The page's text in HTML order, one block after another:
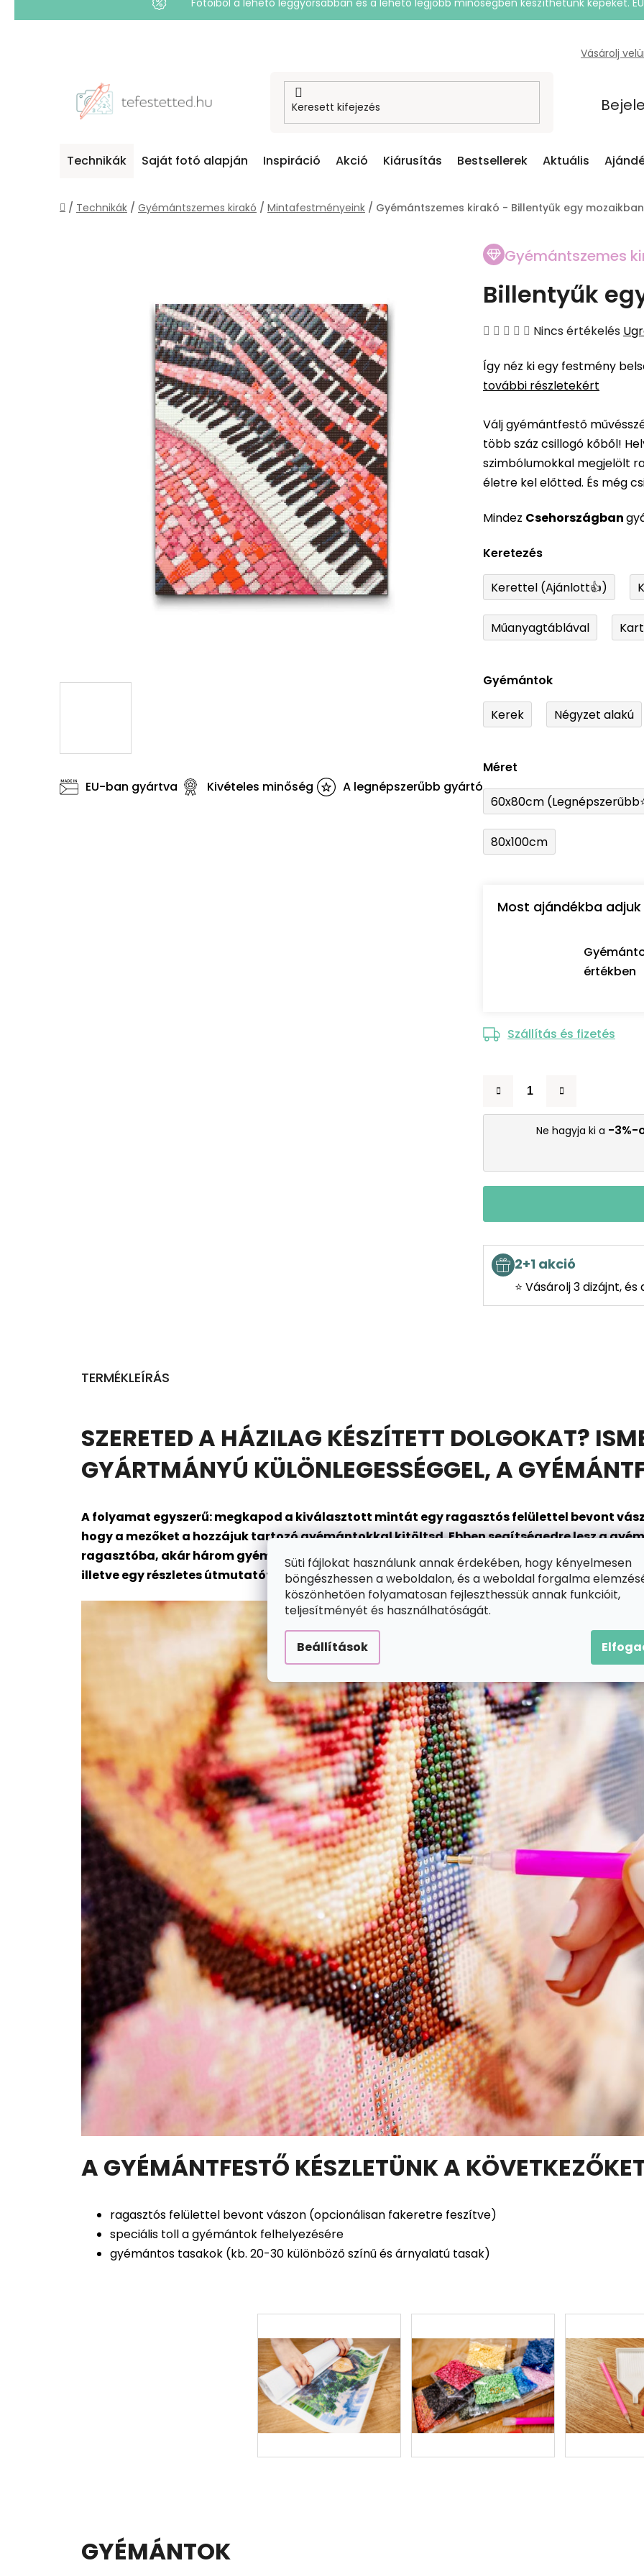
Süti fájlokat használunk annak érdekében, hogy kényelmesen
böngészhessen a weboldalon, és a weboldal forgalma
köszönhetően folyamatosan fejleszthessük annak funkcióit,
teljesítményét és használhatóságát.
Beállítások
Fotóiból a lehető leggyorsabban és a lehető legjobb minőségben készíthetünk képeket.
Vásárolj
Technikák Saját fotó alapján Inspiráció Akció Kiárusítás Bestsellerek Aktuális
Kezdőlap
/ Technikák / Gyémántszemes kirakó / Mintafestményeink / Gyémántszemes kirakó - Billentyűk egy mozaikban
Gyémántszemes
Billentyűk
A
átlagos
értékelése
ből
0,0
csillag.
Nincs értékelés
Így néz ki egy festmény
további részletekért
Válj gyémántfestő
több száz csillogó kőből!
szimbólumokkal megjelölt
életre kel előtted. És még
Mindez Csehországban
Keretezés
Kerettel (Ajánlott👍)
Műanyagtáblával
Gyémántok
Kerek Négyzet alakú
Méret
60x80cm
80x100cm
Most ajándékba
értékben
Szállítás és fizetés
Ne hagyja ki a -3%-
2+1 akció
⭐ Vásárolj 3 dizájnt,
EU-ban gyártva Kivételes minőség A legnépszerűbb gyártó
TERMÉKLEÍRÁS
SZERETED A HÁZILAG KÉSZÍTETT DOLGOKAT?
GYÁRTMÁNYÚ KÜLÖNLEGESSÉGGEL, A
A folyamat egyszerű: megkapod a kiválasztott mintát egy ragasztós felülettel bevont
hogy a mezőket a hozzájuk tartozó gyémántokkal kitöltsd. Ebben segítségedre lesz a
ragasztóba, akár három gyémántot is megtart. A készletben találsz egy tálat is (a
illetve egy részletes útmutatót is. Készen állsz arra, hogy belépj a szórakozás csillogó
A GYÉMÁNTFESTŐ KÉSZLETÜNK A
ragasztós felülettel bevont vászon (opcionálisan fakeretre feszítve)
speciális toll a gyémántok felhelyezésére
gyémántos tasakok (kb. 20-30 különböző színű és árnyalatú tasak)
GYÉMÁNTOK